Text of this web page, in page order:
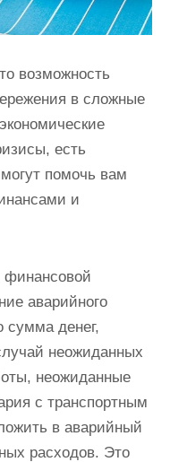
возможность
в сложные
есть
помочь вам
и
аварийного
денег,
неожиданных
неожиданные
с транспортным
в аварийный
расходов. Это